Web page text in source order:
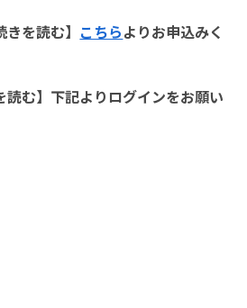
を読む】 こちらよりお申込みく
読む】下記よりログインをお願い